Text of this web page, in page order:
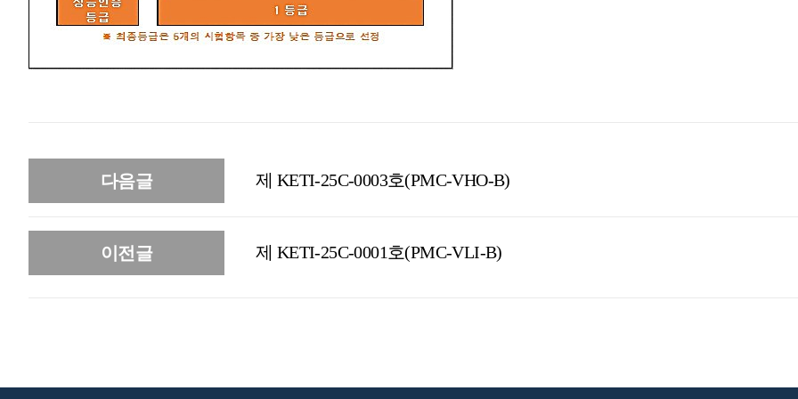
다음글 제 KETI-25C-0003호(PMC-VHO-B)
이전글 제 KETI-25C-0001호(PMC-VLI-B)